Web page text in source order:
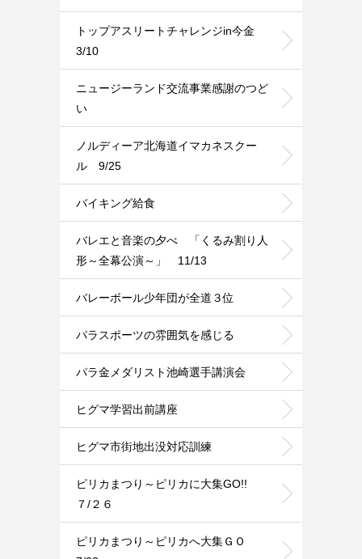
トップアスリートチャレンジin今金
3/10
ニュージーランド交流事業感謝のつど
い
ノルディーア北海道イマカネスクー
ル 9/25
バイキング給食
バレエと音楽の夕べ 「くるみ割り人
形～全幕公演～」 11/13
バレーボール少年団が全道３位
パラスポーツの雰囲気を感じる
パラ金メダリスト池崎選手講演会
ヒグマ学習出前講座
ヒグマ市街地出没対応訓練
ピリカまつり～ピリカに大集GO!!
７/２６
ピリカまつり～ピリカへ大集ＧＯ